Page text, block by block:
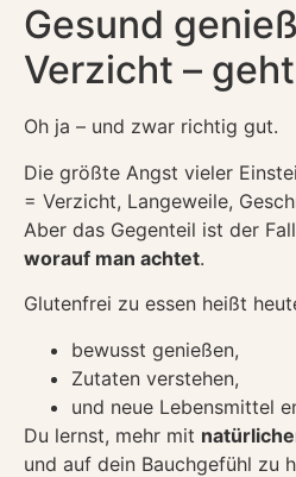
Gesund
Verzicht –
Oh ja – und zwar richtig gut.
Die größte Angst vieler
= Verzicht, Langeweile,
Aber das Gegenteil ist der
worauf man achtet.
Glutenfrei zu essen heißt
bewusst genießen,
Zutaten verstehen,
und neue Lebensmittel
Du lernst, mehr mit
und auf dein Bauchgefühl zu